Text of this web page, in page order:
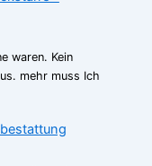
waren. Kein
mehr muss Ich